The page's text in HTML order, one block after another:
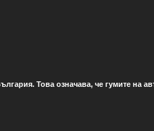
Това означава, че гумите на